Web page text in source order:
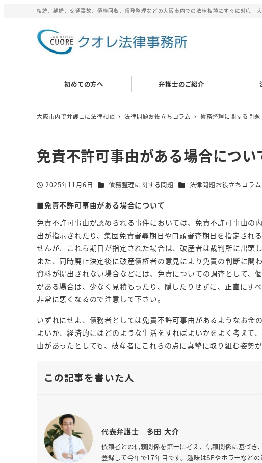
相続、離婚、交通事故、債権回収、債務整理などの大阪市内での法律相談にすぐに対応
初めての方へ 弁護士のご紹介
大阪市内で弁護士に法律相談 法律問題お役立ちコラム 債務整理に関する問題
免責不許可事由がある場合につい
投稿日
2025年11月6日 カテゴリー
債務整理に関する問題 カテゴリー
法律問題お役立ちコラム
■免責不許可事由がある場合について
免責不許可事由が認められる事件においては、免責不許可事由の
出が指示されたり、集団免責審尋期日や口頭審査期日を指定され
せんが、これら期日が指定された場合は、破産者は裁判所に出頭
また、同時廃止決定後に破産債権者の意見により免責の判断に
資料が提出されない場合などには、免責についての調査として、
がある場合は、少なく見積もったり、隠したりせずに、正直にす
非常に悪くなるので注意して下さい。
いずれにせよ、債務者としては免責不許可事由があるようなお
よいか、経済的にはどのような生活をすればよいかをよく考えて
由があったとしても、破産者にこれらの点に真摯に取り組む姿勢
この記事を書いた人
代表弁護士 多田 大介
依頼者との信頼関係を第一に考え、信頼関係に基づ
登録して今年で17年目です。趣味はSFやホラーなど